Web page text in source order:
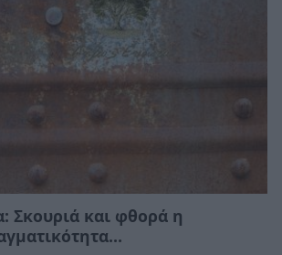
Σκουριά και φθορά η